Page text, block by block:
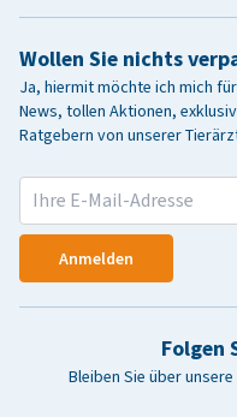
Wollen Sie nichts
Ja, hiermit möchte ich mich
News, tollen Aktionen,
Ratgebern von unserer
Anmelden
Folgen
Bleiben Sie über